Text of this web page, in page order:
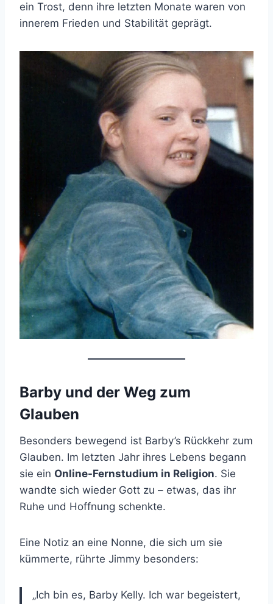
ein Trost, denn ihre letzten Monate waren von
innerem Frieden und Stabilität geprägt.
Barby und der Weg zum
Glauben
Besonders bewegend ist Barby’s Rückkehr zum
Glauben. Im letzten Jahr ihres Lebens begann
sie ein Online-Fernstudium in Religion. Sie
wandte sich wieder Gott zu – etwas, das ihr
Ruhe und Hoffnung schenkte.
Eine Notiz an eine Nonne, die sich um sie
kümmerte, rührte Jimmy besonders:
„Ich bin es, Barby Kelly. Ich war begeistert,